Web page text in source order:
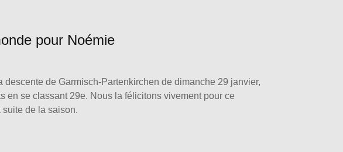
pour Noémie
de Garmisch-Partenkirchen de dimanche 29 janvier,
en se classant 29e. Nous la félicitons vivement pour ce
de la saison.